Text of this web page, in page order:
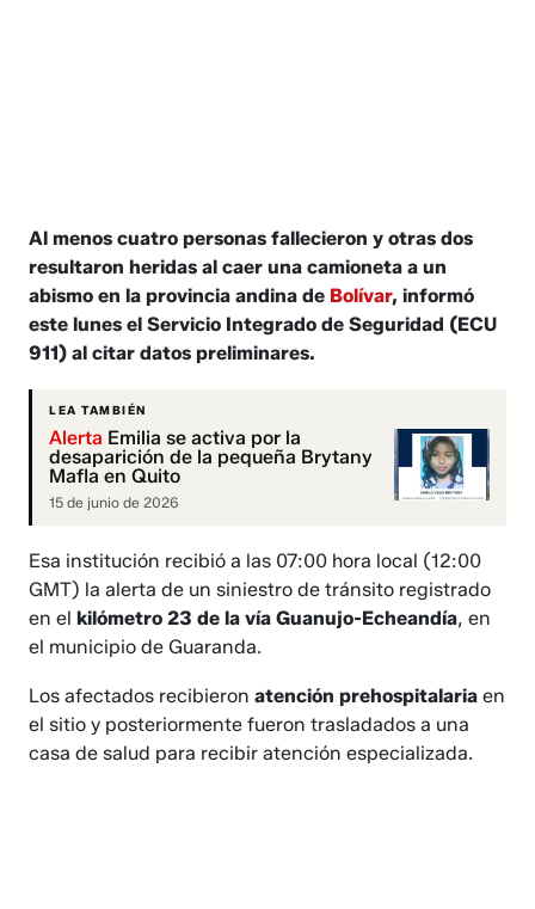
Al menos cuatro personas fallecieron y otras dos
resultaron heridas al caer una camioneta a un
abismo en la provincia andina de Bolívar, informó
este lunes el Servicio Integrado de Seguridad (ECU
911) al citar datos preliminares.
LEA TAMBIÉN
Alerta Emilia se activa por la
desaparición de la pequeña Brytany
Mafla en Quito
15 de junio de 2026
Esa institución recibió a las 07:00 hora local (12:00
GMT) la alerta de un siniestro de tránsito registrado
en el kilómetro 23 de la vía Guanujo-Echeandía, en
el municipio de Guaranda.
Los afectados recibieronatención prehospitalaria en
el sitio y posteriormente fueron trasladados a una
casa de salud para recibir atención especializada.